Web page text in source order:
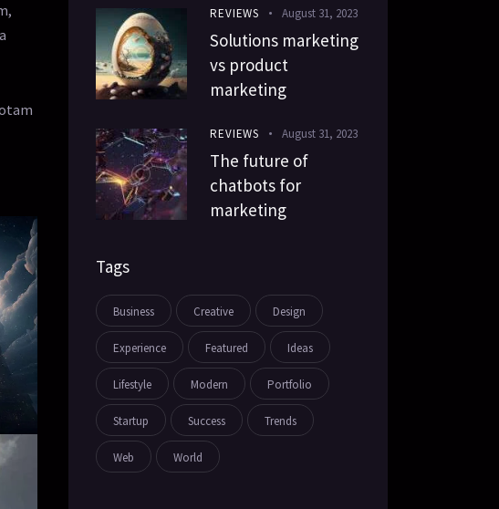
REVIEWS August 31, 2023
Solutions marketing
vs product
marketing
REVIEWS August 31, 2023
The future of
chatbots for
marketing
Tags
Business Creative Design
Experience Featured Ideas
Lifestyle Modern Portfolio
Startup Success Trends
Web World